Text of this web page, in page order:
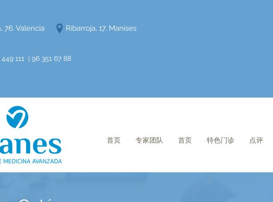
76. Valencia Ribarroja, 17. Manises
111 | 96 351 67 88
首页 专家团队 首页 特色门诊 点评